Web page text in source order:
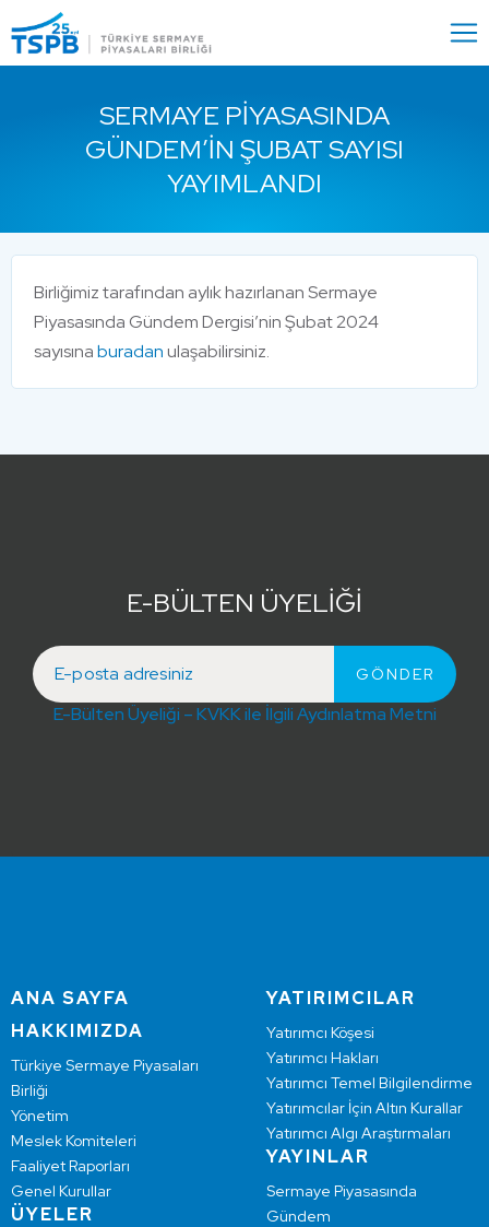
Close
SERMAYE PİYASASINDA
GÜNDEM’İN ŞUBAT SAYISI
YAYIMLANDI
Birliğimiz tarafından aylık hazırlanan Sermaye
Piyasasında Gündem Dergisi’nin Şubat 2024
sayısınaburadanulaşabilirsiniz.
E-BÜLTEN ÜYELİĞİ
E-Bülten Üyeliği – KVKK ile İlgili Aydınlatma Metni
ANA SAYFA
HAKKIMIZDA
Türkiye Sermaye Piyasaları
Birliği
Yönetim
Meslek Komiteleri
Faaliyet Raporları
Genel Kurullar
ÜYELER
YATIRIMCILAR
Yatırımcı Köşesi
Yatırımcı Hakları
Yatırımcı Temel Bilgilendirme
Yatırımcılar İçin Altın Kurallar
Yatırımcı Algı Araştırmaları
YAYINLAR
Sermaye Piyasasında
Gündem